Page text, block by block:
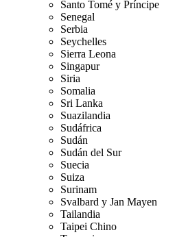
Santo Tomé y Príncipe
Senegal
Serbia
Seychelles
Sierra Leona
Singapur
Siria
Somalia
Sri Lanka
Suazilandia
Sudáfrica
Sudán
Sudán del Sur
Suecia
Suiza
Surinam
Svalbard y Jan Mayen
Tailandia
Taipei Chino